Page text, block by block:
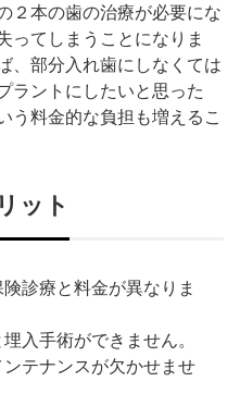
２本の歯の治療が必要にな
ってしまうことになりま
、部分入れ歯にしなくては
ラントにしたいと思った
う料金的な負担も増えるこ
ット
診療と料金が異なりま
入手術ができません。
テナンスが欠かせませ